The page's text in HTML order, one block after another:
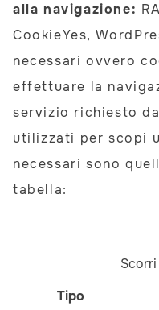
alla navigazione:
CookieYes,
necessari ovvero
effettuare la
servizio richiesto
utilizzati per scopi
necessari sono
tabella:
Tipo